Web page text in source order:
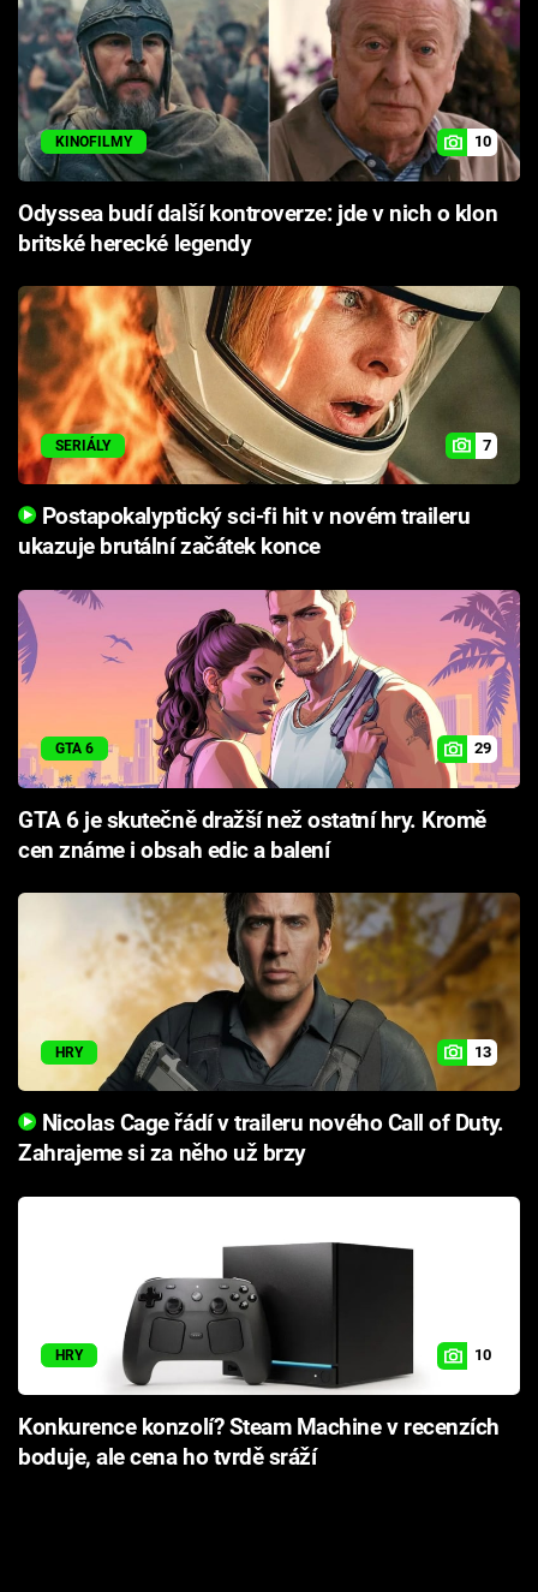
KINOFILMY 10
Odyssea budí další kontroverze: jde v nich o klon
britské herecké legendy
SERIÁLY 7
Postapokalyptický sci-fi hit v novém traileru
ukazuje brutální začátek konce
GTA 6 29
GTA 6 je skutečně dražší než ostatní hry. Kromě
cen známe i obsah edic a balení
HRY 13
Nicolas Cage řádí v traileru nového Call of Duty.
Zahrajeme si za něho už brzy
HRY 10
Konkurence konzolí? Steam Machine v recenzích
boduje, ale cena ho tvrdě sráží